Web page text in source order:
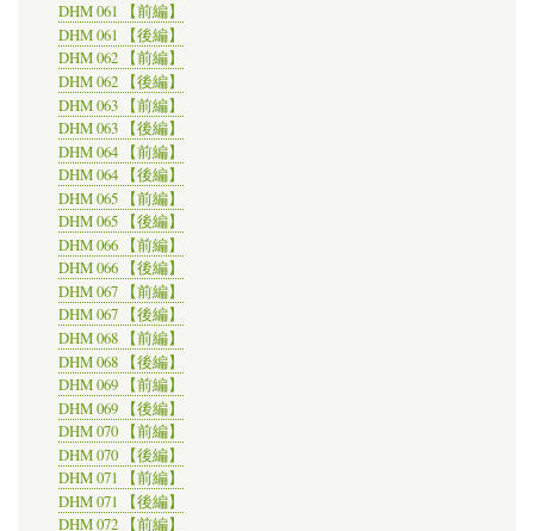
DHM 061 【前編】
DHM 061 【後編】
DHM 062 【前編】
DHM 062 【後編】
DHM 063 【前編】
DHM 063 【後編】
DHM 064 【前編】
DHM 064 【後編】
DHM 065 【前編】
DHM 065 【後編】
DHM 066 【前編】
DHM 066 【後編】
DHM 067 【前編】
DHM 067 【後編】
DHM 068 【前編】
DHM 068 【後編】
DHM 069 【前編】
DHM 069 【後編】
DHM 070 【前編】
DHM 070 【後編】
DHM 071 【前編】
DHM 071 【後編】
DHM 072 【前編】